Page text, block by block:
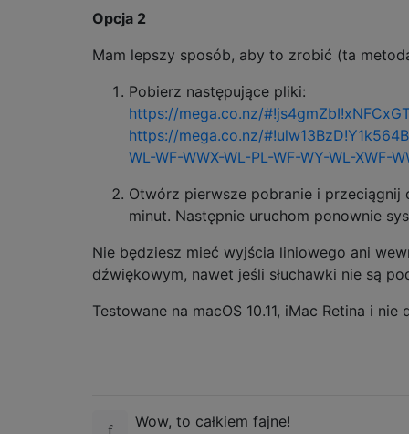
Opcja 2
Mam lepszy sposób, aby to zrobić (ta
Pobierz następujące pliki:
https://mega.co.nz/
https://mega.co.nz/
WL-WF-WWX-WL-PL-WF-WY-WL-XWF-
Otwórz pierwsze pobranie i przeciągnij
minut. Następnie uruchom ponownie
Nie będziesz mieć wyjścia liniowego ani
dźwiękowym, nawet jeśli słuchawki nie są
Testowane na macOS 10.11, iMac Retina i nie
Wow, to całkiem fajne!